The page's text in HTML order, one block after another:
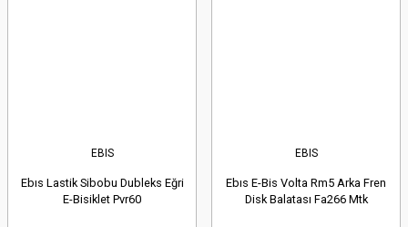
EBIS
Ebıs Lastik Sibobu Dubleks Eğri
E-Bisiklet Pvr60
EBIS
Ebıs E-Bis Volta Rm5 Arka Fren
Disk Balatası Fa266 Mtk